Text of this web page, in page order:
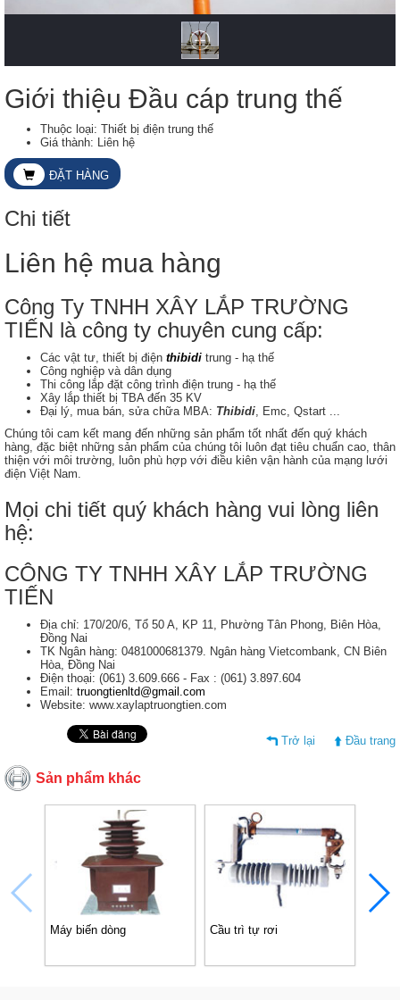
Giới thiệu Đầu cáp trung thế
Thuộc loại: Thiết bị điện trung thế
Giá thành: Liên hệ
ĐẶT HÀNG
Chi tiết
Liên hệ mua hàng
Công Ty TNHH XÂY LẮP TRƯỜNG
TIẾN là công ty chuyên cung cấp:
Các vật tư, thiết bị điện thibidi trung - hạ thế
Công nghiệp và dân dụng
Thi công lắp đặt công trình điện trung - hạ thế
Xây lắp thiết bị TBA đến 35 KV
Đại lý, mua bán, sửa chữa MBA: Thibidi , Emc, Qstart ...
Chúng tôi cam kết mang đến những sản phẩm tốt nhất đến quý khách
hàng, đặc biệt những sản phẩm của chúng tôi luôn đạt tiêu chuẩn cao, thân
thiện với môi trường, luôn phù hợp với điều kiên vận hành của mạng lưới
điện Việt Nam.
Mọi chi tiết quý khách hàng vui lòng liên
hệ:
CÔNG TY TNHH XÂY LẮP TRƯỜNG
TIẾN
Địa chỉ: 170/20/6, Tổ 50 A, KP 11, Phường Tân Phong, Biên Hòa,
Đồng Nai
TK Ngân hàng: 0481000681379. Ngân hàng Vietcombank, CN Biên
Hòa, Đồng Nai
Điện thoại: (061) 3.609.666 - Fax : (061) 3.897.604
Email: truongtienltd@gmail.com
Website: www.xaylaptruongtien.com
Trở lại Đầu trang
Sản phẩm khác
Máy biến dòng Cầu trì tự rơi